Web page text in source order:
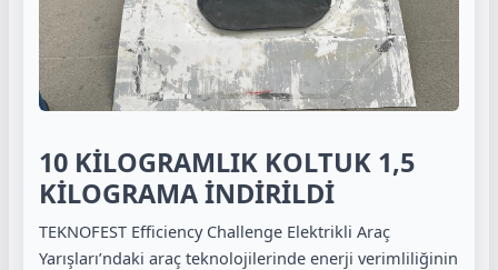
10 KİLOGRAMLIK KOLTUK 1,5
KİLOGRAMA İNDİRİLDİ
TEKNOFEST Efficiency Challenge Elektrikli Araç
Yarışları’ndaki araç teknolojilerinde enerji verimliliğinin